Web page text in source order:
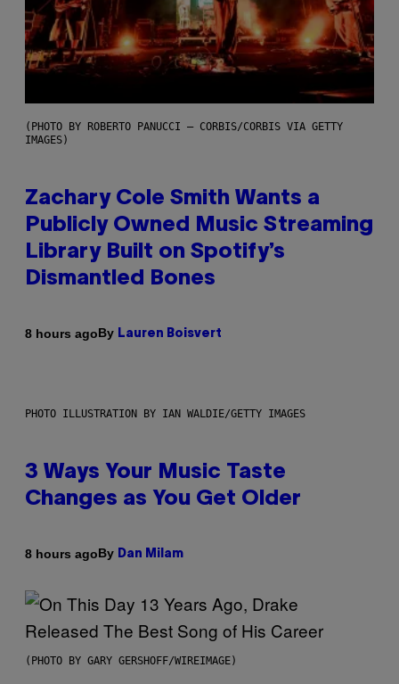
(PHOTO BY ROBERTO PANUCCI – CORBIS/CORBIS VIA GETTY
IMAGES)
Zachary Cole Smith Wants a
Publicly Owned Music Streaming
Library Built on Spotify’s
Dismantled Bones
8 hours agoBy Lauren Boisvert
PHOTO ILLUSTRATION BY IAN WALDIE/GETTY IMAGES
3 Ways Your Music Taste
Changes as You Get Older
8 hours agoBy Dan Milam
(PHOTO BY GARY GERSHOFF/WIREIMAGE)